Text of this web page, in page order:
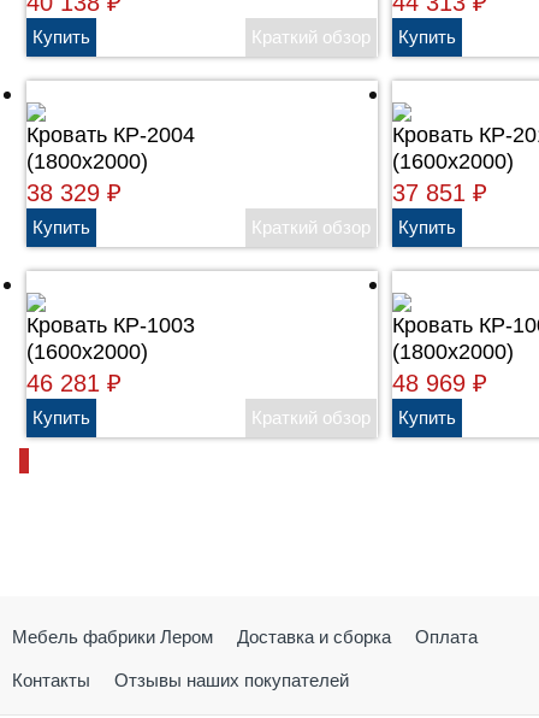
Кровать КР-2004
(1800х2000)
38 329₽
Кровать КР-
(1600х2000)
37 851₽
Кровать КР-1003
(1600х2000)
46 281₽
Кровать КР-
(1800х2000)
48 969₽
Мебель фабрики Лером Доставка и сборка Оплата
Контакты Отзывы наших покупателей